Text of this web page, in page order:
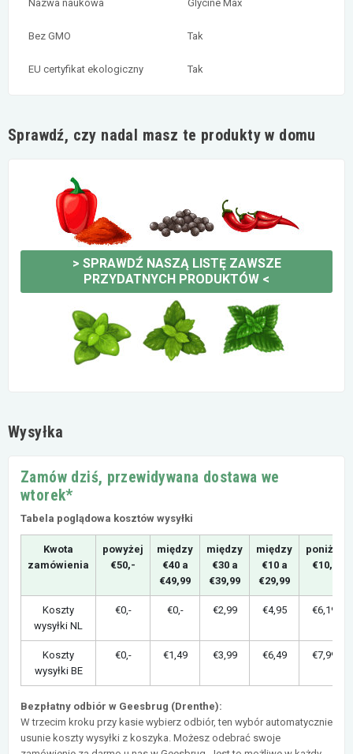
Nazwa naukowa Glycine Max
Bez GMO Tak
EU certyfikat ekologiczny Tak
Sprawdź, czy nadal masz te produkty w domu
> SPRAWDŹ NASZĄ LISTĘ ZAWSZE
PRZYDATNYCH PRODUKTÓW <
Wysyłka
Zamów dziś, przewidywana dostawa we
wtorek*
Tabela poglądowa kosztów wysyłki
Kwota
zamówienia
powyżej
€50,-
między
€40 a
€49,99
między
€30 a
€39,99
między
€10 a
€29,99
poniżej
€10,-
Koszty
wysyłki NL
€0,- €0,- €2,99 €4,95 €6,19
Koszty
wysyłki BE
€0,- €1,49 €3,99 €6,49 €7,99
Bezpłatny odbiór w Geesbrug (Drenthe):
W trzecim kroku przy kasie wybierz odbiór, ten wybór automatycznie
usunie koszty wysyłki z koszyka. Możesz odebrać swoje